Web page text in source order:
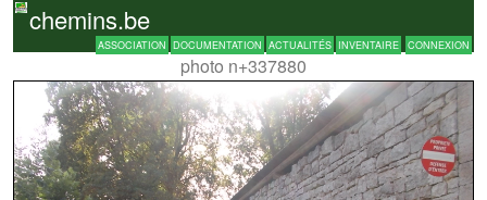
chemins.be
ASSOCIATION DOCUMENTATION ACTUALITÉS INVENTAIRE CONNEXION
photo n+337880